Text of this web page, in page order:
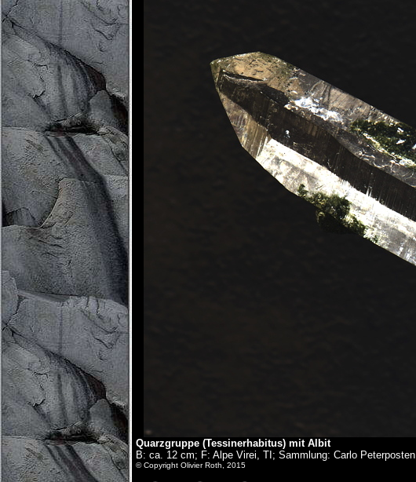
Quarzgruppe (Tessinerhabitus) mit Albit
B: ca. 12 cm; F: Alpe Virei, TI; Sammlung: Carlo Peterposten
© Copyright Olivier Roth, 2015